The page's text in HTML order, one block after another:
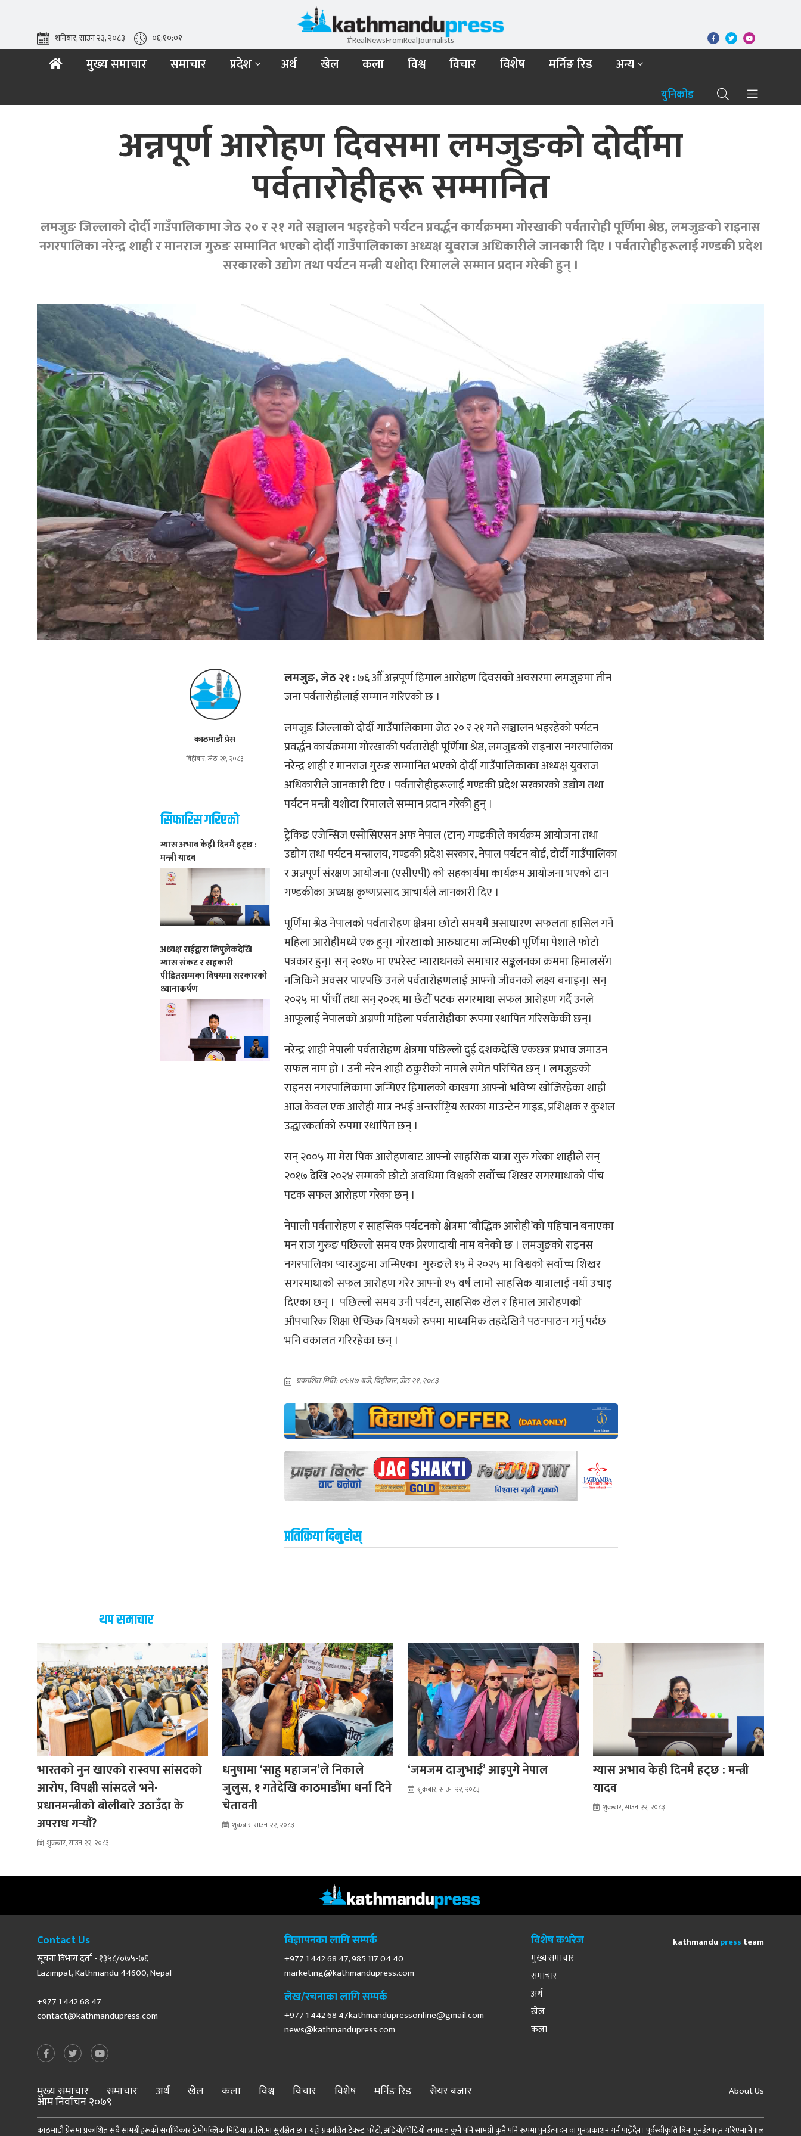
#RealNewsFromRealJournalists
शनिबार, साउन २३, २०८३ ०६:१०:०२
मुख्य समाचार समाचार प्रदेश अर्थ खेल कला विश्व विचार विशेष मर्निङ रिड अन्य
युनिकोड
अन्नपूर्ण आरोहण दिवसमा लमजुङको दोर्दीमा
पर्वतारोहीहरू सम्मानित
लमजुङ जिल्लाको दोर्दी गाउँपालिकामा जेठ २० र २१ गते सञ्चालन भइरहेको पर्यटन प्रवर्द्धन कार्यक्रममा गोरखाकी पर्वतारोही पूर्णिमा श्रेष्ठ, लमजुङको राइनास
नगरपालिका नरेन्द्र शाही र मानराज गुरुङ सम्मानित भएको दोर्दी गाउँपालिकाका अध्यक्ष युवराज अधिकारीले जानकारी दिए । पर्वतारोहीहरूलाई गण्डकी प्रदेश
सरकारको उद्योग तथा पर्यटन मन्त्री यशोदा रिमालले सम्मान प्रदान गरेकी हुन् ।
काठमाडौं प्रेस
बिहीबार, जेठ २१, २०८३
सिफारिस गरिएको
ग्यास अभाव केही दिनमै हट्छ :
मन्त्री यादव
अध्यक्ष राईद्वारा लिपुलेकदेखि
ग्यास संकट र सहकारी
पीडितसम्मका विषयमा सरकारको
ध्यानाकर्षण
लमजुङ, जेठ २१ :७६ औँ अन्नपूर्ण हिमाल आरोहण दिवसको अवसरमा लमजुङमा तीन
जना पर्वतारोहीलाई सम्मान गरिएको छ ।
लमजुङ जिल्लाको दोर्दी गाउँपालिकामा जेठ २० र २१ गते सञ्चालन भइरहेको पर्यटन
प्रवर्द्धन कार्यक्रममा गोरखाकी पर्वतारोही पूर्णिमा श्रेष्ठ, लमजुङको राइनास नगरपालिका
नरेन्द्र शाही र मानराज गुरुङ सम्मानित भएको दोर्दी गाउँपालिकाका अध्यक्ष युवराज
अधिकारीले जानकारी दिए । पर्वतारोहीहरूलाई गण्डकी प्रदेश सरकारको उद्योग तथा
पर्यटन मन्त्री यशोदा रिमालले सम्मान प्रदान गरेकी हुन् ।
ट्रेकिङ एजेन्सिज एसोसिएसन अफ नेपाल (टान) गण्डकीले कार्यक्रम आयोजना तथा
उद्योग तथा पर्यटन मन्त्रालय, गण्डकी प्रदेश सरकार, नेपाल पर्यटन बोर्ड, दोर्दी गाउँपालिका
र अन्नपूर्ण संरक्षण आयोजना (एसीएपी) को सहकार्यमा कार्यक्रम आयोजना भएको टान
गण्डकीका अध्यक्ष कृष्णप्रसाद आचार्यले जानकारी दिए ।
पूर्णिमा श्रेष्ठ नेपालको पर्वतारोहण क्षेत्रमा छोटो समयमै असाधारण सफलता हासिल गर्ने
महिला आरोहीमध्ये एक हुन्। गोरखाको आरुघाटमा जन्मिएकी पूर्णिमा पेशाले फोटो
पत्रकार हुन्। सन् २०१७ मा एभरेस्ट म्याराथनको समाचार सङ्कलनका क्रममा हिमालसँग
नजिकिने अवसर पाएपछि उनले पर्वतारोहणलाई आफ्नो जीवनको लक्ष्य बनाइन्। सन्
२०२५ मा पाँचौँ तथा सन् २०२६ मा छैटौँ पटक सगरमाथा सफल आरोहण गर्दै उनले
आफूलाई नेपालको अग्रणी महिला पर्वतारोहीका रूपमा स्थापित गरिसकेकी छन्।
नरेन्द्र शाही नेपाली पर्वतारोहण क्षेत्रमा पछिल्लो दुई दशकदेखि एकछत्र प्रभाव जमाउन
सफल नाम हो । उनी नरेन शाही ठकुरीको नामले समेत परिचित छन् । लमजुङको
राइनस नगरपालिकामा जन्मिएर हिमालको काखमा आफ्नो भविष्य खोजिरहेका शाही
आज केवल एक आरोही मात्र नभई अन्तर्राष्ट्रिय स्तरका माउन्टेन गाइड, प्रशिक्षक र कुशल
उद्धारकर्ताको रुपमा स्थापित छन् ।
सन् २००५ मा मेरा पिक आरोहणबाट आफ्नो साहसिक यात्रा सुरु गरेका शाहीले सन्
२०१७ देखि २०२४ सम्मको छोटो अवधिमा विश्वको सर्वोच्च शिखर सगरमाथाको पाँच
पटक सफल आरोहण गरेका छन् ।
नेपाली पर्वतारोहण र साहसिक पर्यटनको क्षेत्रमा ‘बौद्धिक आरोही’को पहिचान बनाएका
मन राज गुरुङ पछिल्लो समय एक प्रेरणादायी नाम बनेको छ । लमजुङको राइनस
नगरपालिका प्यारजुङमा जन्मिएका गुरुङले १५ मे २०२५ मा विश्वको सर्वोच्च शिखर
सगरमाथाको सफल आरोहण गरेर आफ्नो १५ वर्ष लामो साहसिक यात्रालाई नयाँ उचाइ
दिएका छन् । पछिल्लो समय उनी पर्यटन, साहसिक खेल र हिमाल आरोहणको
औपचारिक शिक्षा ऐच्छिक विषयको रुपमा माध्यमिक तहदेखिनै पठनपाठन गर्नु पर्दछ
भनि वकालत गरिरहेका छन् ।
प्रकाशित मिति: ०९:४७ बजे, बिहीबार, जेठ २१, २०८३
प्रतिक्रिया दिनुहोस्
थप समाचार
भारतकाे नुन खाएको रास्वपा सांसदको
आरोप, विपक्षी सांसदले भने-
प्रधानमन्त्रीको बोलीबारे उठाउँदा के
अपराध गर्‍यौँ?
शुक्रबार, साउन २२, २०८३
धनुषामा ‘साहु महाजन’ले निकाले
जुलुस, १ गतेदेखि काठमाडौंमा धर्ना दिने
चेतावनी
शुक्रबार, साउन २२, २०८३
‘जमजम दाजुभाई’ आइपुगे नेपाल
शुक्रबार, साउन २२, २०८३
ग्यास अभाव केही दिनमै हट्छ : मन्त्री
यादव
शुक्रबार, साउन २२, २०८३
Contact Us
सूचना विभाग दर्ता - १३५८/०७५-७६
Lazimpat, Kathmandu 44600, Nepal
+977 1 442 68 47
contact@kathmandupress.com
विज्ञापनका लागि सम्पर्क
+977 1 442 68 47, 985 117 04 40
marketing@kathmandupress.com
लेख/रचनाका लागि सम्पर्क
+977 1 442 68 47kathmandupressonline@gmail.com
news@kathmandupress.com
विशेष कभरेज
मुख्य समाचार
समाचार
अर्थ
खेल
कला
kathmandu press team
मुख्य समाचार समाचार अर्थ खेल कला विश्व विचार विशेष मर्निङ रिड सेयर बजार
आम निर्वाचन २०७९
About Us
काठमाडौं प्रेसमा प्रकाशित सबै सामग्रीहरूको सर्वाधिकार डेमोपव्लिक मिडिया प्रा.लि.मा सुरक्षित छ । यहाँ प्रकाशित टेक्स्ट, फोटो, अडियो/भिडियो लगायत कुनै पनि सामग्री कुनै पनि रूपमा पुनर्उत्पादन वा पुनःप्रकाशन गर्न पाइँदैन। पूर्वस्वीकृति बिना पुनर्उत्पादन गरिएमा नेपाल